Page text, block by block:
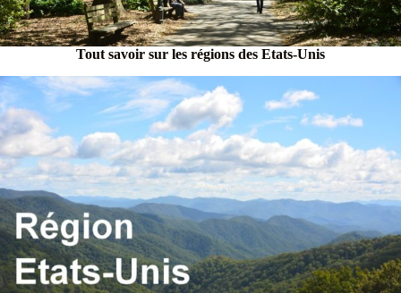
Tout savoir sur les régions des Etats-Unis